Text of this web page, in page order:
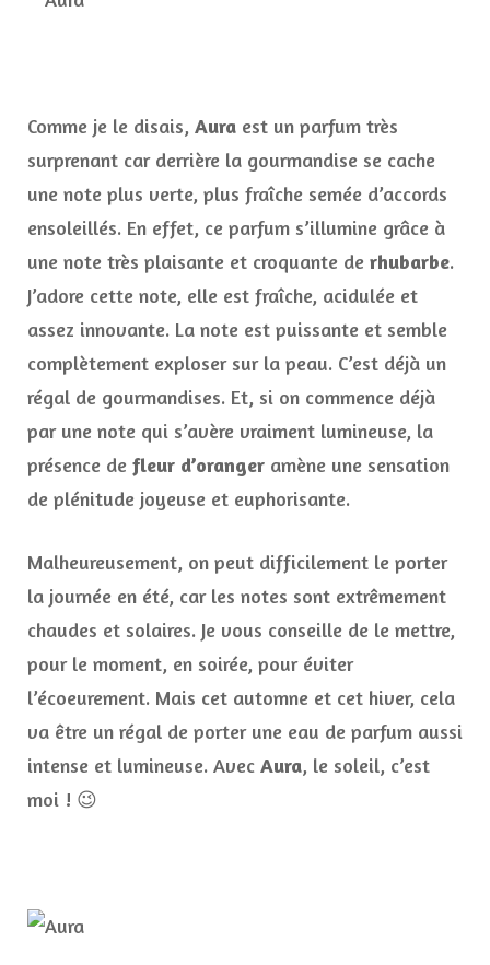
Comme je le disais, Aura est un parfum très
surprenant car derrière la gourmandise se cache
une note plus verte, plus fraîche semée d’accords
ensoleillés. En effet, ce parfum s’illumine grâce à
une note très plaisante et croquante de rhubarbe.
J’adore cette note, elle est fraîche, acidulée et
assez innovante. La note est puissante et semble
complètement exploser sur la peau. C’est déjà un
régal de gourmandises. Et, si on commence déjà
par une note qui s’avère vraiment lumineuse, la
présence de fleur d’oranger amène une sensation
de plénitude joyeuse et euphorisante.
Malheureusement, on peut difficilement le porter
la journée en été, car les notes sont extrêmement
chaudes et solaires. Je vous conseille de le mettre,
pour le moment, en soirée, pour éviter
l’écoeurement. Mais cet automne et cet hiver, cela
va être un régal de porter une eau de parfum aussi
intense et lumineuse. Avec Aura, le soleil, c’est
moi ! 😉